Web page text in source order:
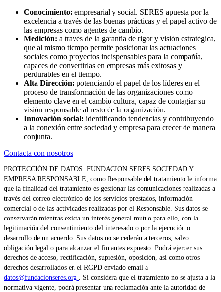
Conocimiento: empresarial y social. SERES apuesta por la
excelencia a través de las buenas prácticas y el papel activo de
las empresas como agentes de cambio.
Medición: a través de la garantía de rigor y visión estratégica,
que al mismo tiempo permite posicionar las actuaciones
sociales como proyectos indispensables para la compañía,
capaces de convertirlas en empresas más exitosas y
perdurables en el tiempo.
Alta Dirección: potenciando el papel de los líderes en el
proceso de transformación de las organizaciones como
elemento clave en el cambio cultura, capaz de contagiar su
visión responsable al resto de la organización.
Innovación social: identificando tendencias y contribuyendo
a la conexión entre sociedad y empresa para crecer de manera
conjunta.
Contacta con nosotros
PROTECCIÓN DE DATOS: FUNDACION SERES SOCIEDAD Y
EMPRESA RESPONSABLE, como Responsable del tratamiento le informa
que la finalidad del tratamiento es gestionar las comunicaciones realizadas a
través del correo electrónico de los servicios prestados, información
comercial o de las actividades realizadas por el Responsable. Sus datos se
conservarán mientras exista un interés general mutuo para ello, con la
legitimación del consentimiento del interesado o por la ejecución o
desarrollo de un acuerdo. Sus datos no se cederán a terceros, salvo
obligación legal o para alcanzar el fin antes expuesto. Podrá ejercer sus
derechos de acceso, rectificación, supresión, oposición, así como otros
derechos desarrollados en el RGPD enviado email a
datos@fundacionseres.org . Si considera que el tratamiento no se ajusta a la
normativa vigente, podrá presentar una reclamación ante la autoridad de